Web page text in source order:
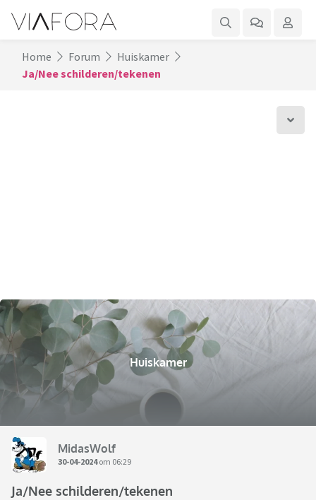
Home Forum
Huiskamer
Ja/Nee schilderen/tekenen
Huiskamer
MidasWolf
30-04-2024om 06:29
Ja/Nee schilderen/tekenen